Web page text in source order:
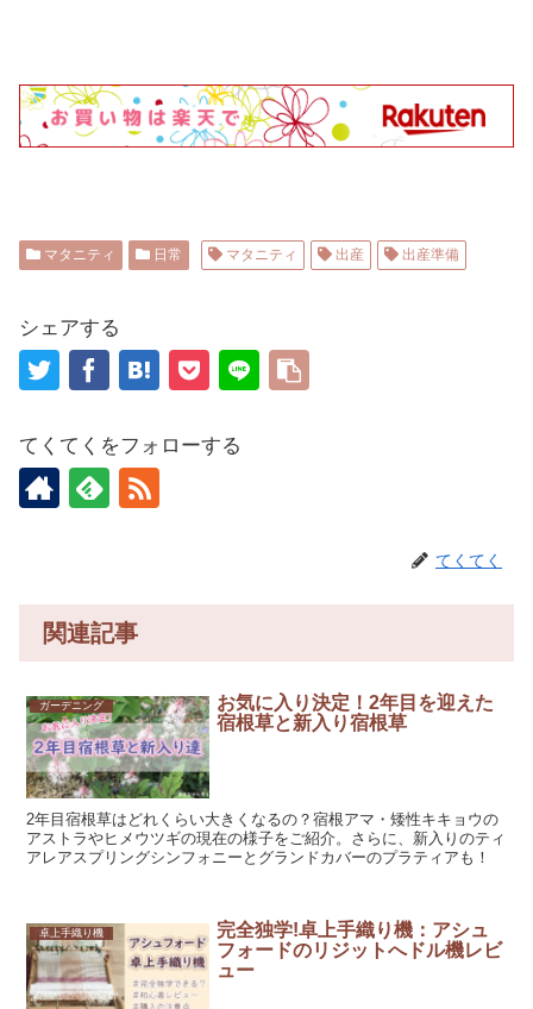
マタニティ 日常 マタニティ 出産 出産準備
シェアする
てくてくをフォローする
てくてく
関連記事
ガーデニング
お気に入り決定！2年目を迎えた
宿根草と新入り宿根草
2年目宿根草はどれくらい大きくなるの？宿根アマ・矮性キキョウの
アストラやヒメウツギの現在の様子をご紹介。さらに、新入りのティ
アレアスプリングシンフォニーとグランドカバーのプラティアも！
卓上手織り機
完全独学!卓上手織り機：アシュ
フォードのリジットへドル機レビ
ュー